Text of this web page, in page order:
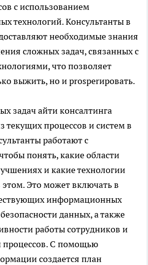
с использованием
технологий. Консультанты в
необходимые знания
сложных задач, связанных с
что позволяет
выжить, но и prosperировать.
задач айти консалтинга
текущих процессов и систем в
работают с
понять, какие области
и какие технологии
Это может включать в
информационных
данных, а также
работы сотрудников и
процессов. С помощью
создается план